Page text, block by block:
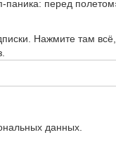
перед
Нажмите там всё,
данных.